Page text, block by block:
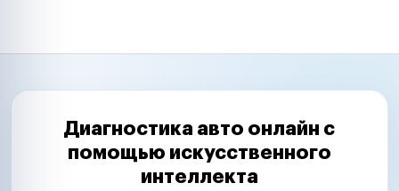
Диагностика авто онлайн с
помощью искусственного
интеллекта